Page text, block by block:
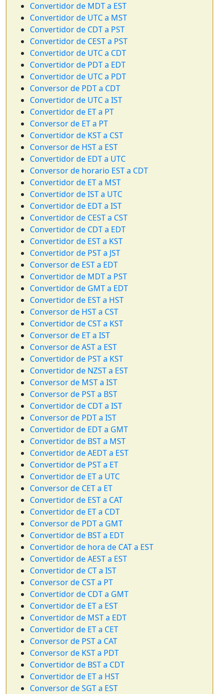
Convertidor de MDT a EST
Convertidor de UTC a MST
Convertidor de CDT a PST
Convertidor de CEST a PST
Convertidor de UTC a CDT
Convertidor de PDT a EDT
Convertidor de UTC a PDT
Conversor de PDT a CDT
Convertidor de UTC a IST
Convertidor de ET a PT
Conversor de ET a PT
Convertidor de KST a CST
Conversor de HST a EST
Convertidor de EDT a UTC
Conversor de horario EST a CDT
Convertidor de ET a MST
Convertidor de IST a UTC
Convertidor de EDT a IST
Convertidor de CEST a CST
Convertidor de CDT a EDT
Convertidor de EST a KST
Convertidor de PST a JST
Conversor de EST a EDT
Convertidor de MDT a PST
Convertidor de GMT a EDT
Convertidor de EST a HST
Conversor de HST a CST
Convertidor de CST a KST
Conversor de ET a IST
Conversor de AST a EST
Convertidor de PST a KST
Convertidor de NZST a EST
Conversor de MST a IST
Conversor de PST a BST
Convertidor de CDT a IST
Conversor de PDT a IST
Convertidor de EDT a GMT
Convertidor de BST a MST
Convertidor de AEDT a EST
Convertidor de PST a ET
Convertidor de ET a UTC
Conversor de CET a ET
Convertidor de EST a CAT
Convertidor de ET a CDT
Conversor de PDT a GMT
Convertidor de BST a EDT
Convertidor de hora de CAT a EST
Convertidor de AEST a EST
Convertidor de CT a IST
Conversor de CST a PT
Convertidor de CDT a GMT
Convertidor de ET a EST
Convertidor de MST a EDT
Convertidor de ET a CET
Conversor de PST a CAT
Conversor de KST a PDT
Convertidor de BST a CDT
Convertidor de ET a HST
Conversor de SGT a EST